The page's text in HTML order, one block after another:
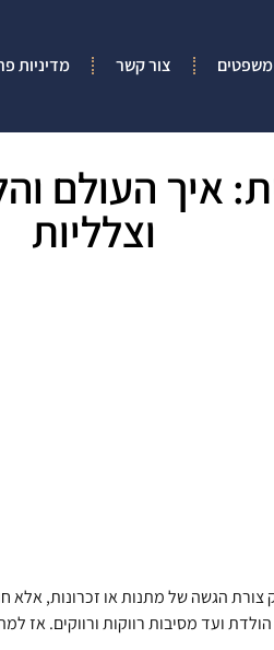
משפטים צור קשר מדיניות
איך העולם
וצלליות
צורת הגשה של מתנות או זכרונות, אלא
ועד מסיבות רווקות ורווקים. אז